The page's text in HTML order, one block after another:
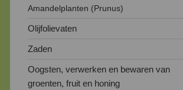
Amandelplanten (Prunus)
Olijfolievaten
Zaden
Oogsten, verwerken en bewaren van
groenten, fruit en honing